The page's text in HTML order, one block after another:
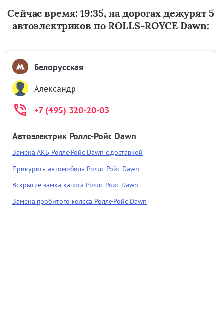
Сейчас время: 19:35, на дорогах дежурят 5
автоэлектриков по ROLLS-ROYCE Dawn:
Белорусская
Александр
+7 (495) 320-20-03
Автоэлектрик Роллс-Ройс Dawn
Замена АКБ Роллс-Ройс Dawn с доставкой
Прикурить автомобиль Роллс-Ройс Dawn
Вскрытие замка капота Роллс-Ройс Dawn
Замена пробитого колеса Роллс-Ройс Dawn